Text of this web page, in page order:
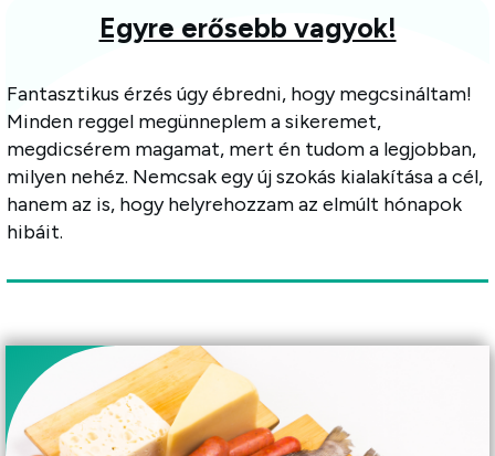
Egyre erősebb vagyok!
Fantasztikus érzés úgy ébredni, hogy megcsináltam!
Minden reggel megünneplem a sikeremet,
megdicsérem magamat, mert én tudom a legjobban,
milyen nehéz. Nemcsak egy új szokás kialakítása a cél,
hanem az is, hogy helyrehozzam az elmúlt hónapok
hibáit.